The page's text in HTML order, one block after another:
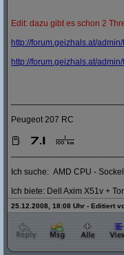
Edit: dazu gibt es schon 2
http://forum.geizhals.at/admin/
http://forum.geizhals.at/admin/
Peugeot 207 RC
Ich suche: AMD CPU -
Ich biete: Dell Axim X51v +
25.12.2008, 18:08 Uhr - Editiert